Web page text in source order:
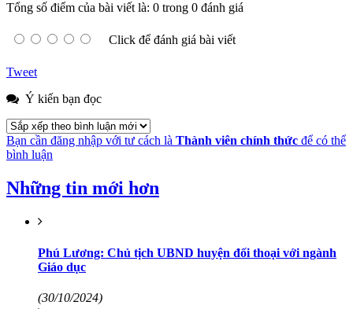
Tổng số điểm của bài viết là: 0 trong 0 đánh giá
Click để đánh giá bài viết
Tweet
Ý kiến bạn đọc
Bạn cần đăng nhập với tư cách là Thành viên chính thức để có thể
bình luận
Những tin mới hơn
Phú Lương: Chủ tịch UBND huyện đối thoại với ngành
Giáo dục
(30/10/2024)